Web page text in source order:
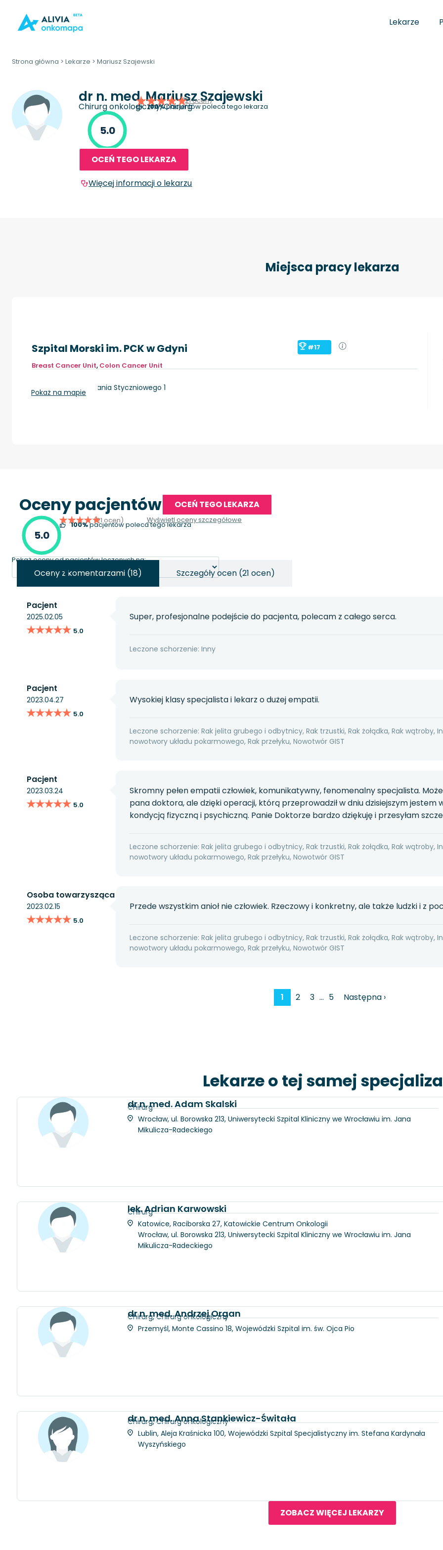
Lekarze
Strona główna > Lekarze > Mariusz Szajewski
dr n. med.Mariusz Szajewski
Chirurg onkologiczny, Chirurg
5.0
(21 ocen)
100%pacjentów poleca tego lekarza
OCEŃ TEGO LEKARZA
Więcej informacji o lekarzu
Miejsca pracy lekarza
Szpital Morski im. PCK w Gdyni
#17
Breast Cancer Unit, Colon Cancer Unit
Gdynia, ul. Powstania Styczniowego 1
Pokaż na mapie
Oceny pacjentów OCEŃ TEGO LEKARZA
5.0
(21 ocen)
100%pacjentów poleca tego lekarza
Wyświetl oceny szczegółowe
Pokaż oceny od pacjentów leczonych na:
Oceny z komentarzami (18) Szczegóły ocen (21 ocen)
Pacjent
2025.02.05
★★★★★
★★★★★ 5.0
Super, profesjonalne podejście do pacjenta, polecam z całego serca.
Leczone schorzenie: Inny
Pacjent
2023.04.27
★★★★★
★★★★★ 5.0
Wysokiej klasy specjalista i lekarz o dużej empatii.
Leczone schorzenie: Rak jelita grubego i odbytnicy, Rak trzustki, Rak żołądka, Rak wątroby,
nowotwory układu pokarmowego, Rak przełyku, Nowotwór GIST
Pacjent
2023.03.24
★★★★★
★★★★★ 5.0
Skromny pełen empatii człowiek, komunikatywny, fenomenalny specjalista.
pana doktora, ale dzięki operacji, którą przeprowadził w dniu dzisiejszym
kondycją fizyczną i psychiczną. Panie Doktorze bardzo dziękuję i przesyłam
Leczone schorzenie: Rak jelita grubego i odbytnicy, Rak trzustki, Rak żołądka, Rak wątroby,
nowotwory układu pokarmowego, Rak przełyku, Nowotwór GIST
Osoba towarzysząca
2023.02.15
★★★★★
★★★★★ 5.0
Przede wszystkim anioł nie człowiek. Rzeczowy i konkretny, ale także ludzki i z
Leczone schorzenie: Rak jelita grubego i odbytnicy, Rak trzustki, Rak żołądka, Rak wątroby,
nowotwory układu pokarmowego, Rak przełyku, Nowotwór GIST
1 2 3 … 5 Następna ›
Lekarze o tej samej
dr n. med. Adam Skalski
Chirurg
Wrocław, ul. Borowska 213, Uniwersytecki Szpital Kliniczny we Wrocławiu im. Jana
Mikulicza-Radeckiego
lek. Adrian Karwowski
Chirurg
Katowice, Raciborska 27, Katowickie Centrum Onkologii
Wrocław, ul. Borowska 213, Uniwersytecki Szpital Kliniczny we Wrocławiu im. Jana
Mikulicza-Radeckiego
dr n. med. Andrzej Organ
Chirurg, Chirurg onkologiczny
Przemyśl, Monte Cassino 18, Wojewódzki Szpital im. św. Ojca Pio
dr n. med. Anna Stankiewicz-Świtała
Chirurg, Chirurg onkologiczny
Lublin, Aleja Kraśnicka 100, Wojewódzki Szpital Specjalistyczny im. Stefana Kardynała
Wyszyńskiego
ZOBACZ WIĘCEJ LEKARZY